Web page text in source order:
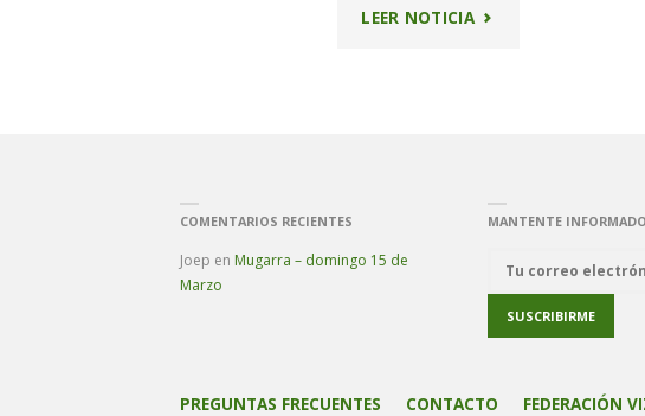
LEER NOTICIA"ASAMBLEA
COMENTARIOS RECIENTES
Joep en Mugarra – domingo 15 de
Marzo
MANTENTE INFORMADO
PREGUNTAS FRECUENTES CONTACTO FEDERACIÓN